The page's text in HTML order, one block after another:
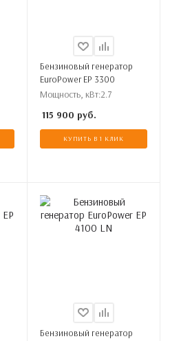
Бензиновый генератор
EuroPower EP 3300
Мощность, кВт:2.7
115 900 руб.
КУПИТЬ В 1 КЛИК
Бензиновый генератор